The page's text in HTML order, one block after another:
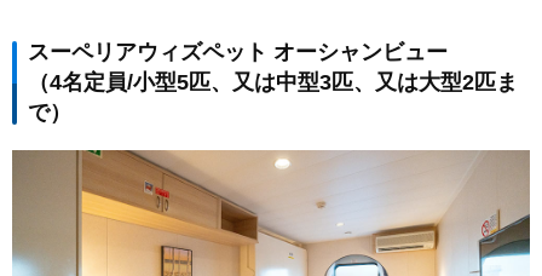
スーペリアウィズペット オーシャンビュー
（4名定員/小型5匹、又は中型3匹、又は大型2匹ま
で）